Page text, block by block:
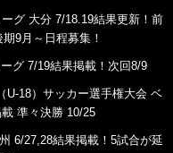
グ 大分 7/18.19結果更新！前
9月～日程募集！
グ 7/19結果掲載！次回8/9
U-18）サッカー選手権大会 ベ
準々決勝 10/25
6/27,28結果掲載！5試合が延